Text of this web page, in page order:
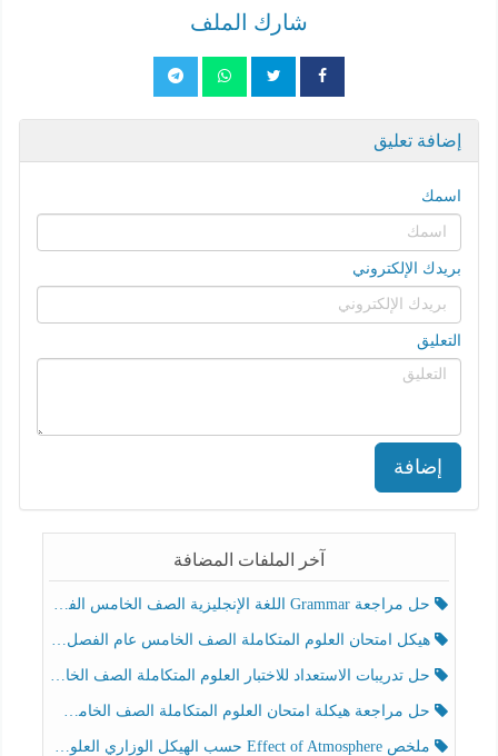
شارك الملف
إضافة تعليق
اسمك
بريدك الإلكتروني
التعليق
إضافة
آخر الملفات المضافة
حل مراجعة Grammar اللغة الإنجليزية الصف الخامس الفصل الثالث
هيكل امتحان العلوم المتكاملة الصف الخامس عام الفصل الدراسي الثالث 2025-2026
حل تدريبات الاستعداد للاختبار العلوم المتكاملة الصف الخامس عام الفصل الثالث
حل مراجعة هيكلة امتحان العلوم المتكاملة الصف الخامس انسبير الفصل الثالث
ملخص Effect of Atmosphere حسب الهيكل الوزاري العلوم المتكاملة الصف الخامس انسبير الفصل الثالث